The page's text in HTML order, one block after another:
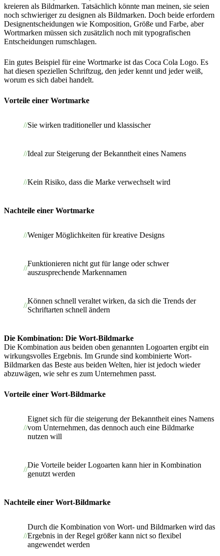
kreieren als Bildmarken. Tatsächlich könnte man meinen, sie seien
noch schwieriger zu designen als Bildmarken. Doch beide erfordern
Designentscheidungen wie Komposition, Größe und Farbe, aber
Wortmarken müssen sich zusätzlich noch mit typografischen
Entscheidungen rumschlagen.
Ein gutes Beispiel für eine Wortmarke ist das Coca Cola Logo. Es
hat diesen speziellen Schriftzug, den jeder kennt und jeder weiß,
worum es sich dabei handelt.
Vorteile einer Wortmarke
Sie wirken traditioneller und klassischer
Ideal zur Steigerung der Bekanntheit eines Namens
Kein Risiko, dass die Marke verwechselt wird
Nachteile einer Wortmarke
Weniger Möglichkeiten für kreative Designs
Funktionieren nicht gut für lange oder schwer
auszusprechende Markennamen
Können schnell veraltet wirken, da sich die Trends der
Schriftarten schnell ändern
Die Kombination: Die Wort-Bildmarke
Die Kombination aus beiden oben genannten Logoarten ergibt ein
wirkungsvolles Ergebnis. Im Grunde sind kombinierte Wort-
Bildmarken das Beste aus beiden Welten, hier ist jedoch wieder
abzuwägen, wie sehr es zum Unternehmen passt.
Vorteile einer Wort-Bildmarke
Eignet sich für die steigerung der Bekanntheit eines Namens
vom Unternehmen, das dennoch auch eine Bildmarke
nutzen will
Die Vorteile beider Logoarten kann hier in Kombination
genutzt werden
Nachteile einer Wort-Bildmarke
Durch die Kombination von Wort- und Bildmarken wird das
Ergebnis in der Regel größer kann nict so flexibel
angewendet werden